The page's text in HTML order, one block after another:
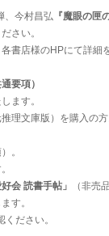
、今村昌弘 『魔眼の匣
さい。
書店様のHPにて詳細
要項）
ます。
推理文庫版）を購入の方
。
会 読書手帖」
（非売
す。
ださい。